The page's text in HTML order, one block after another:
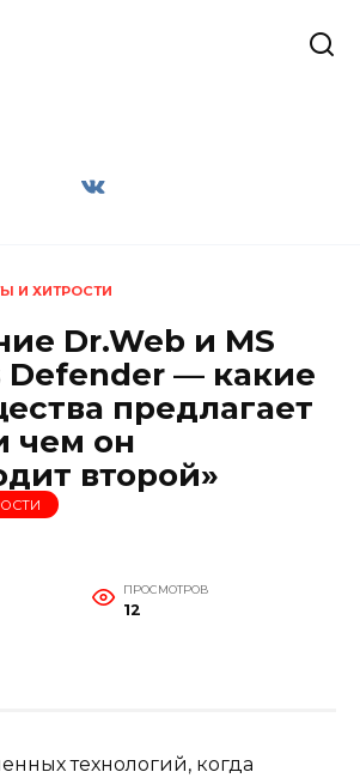
И ХИТРОСТИ
Dr.Web и MS
Defender — какие
предлагает
чем он
второй»
ПРОСМОТРОВ
12
технологий, когда